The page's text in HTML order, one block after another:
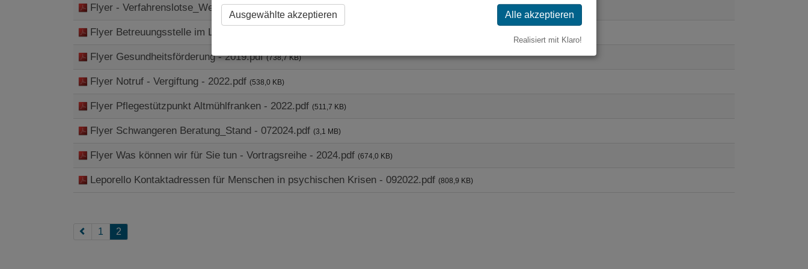
Flyer - Verfahrenslotse_Web.pdf
Flyer Betreuungsstelle im Landkreis Weißenburg-Gunzenhausen - 022020.pdf
Flyer Gesundheitsförderung - 2019.pdf(738,7 KB)
Flyer Notruf - Vergiftung - 2022.pdf (538,0 KB)
Flyer Pflegestützpunkt Altmühlfranken - 2022.pdf (511,7 KB)
Flyer Schwangeren Beratung_Stand - 072024.pdf (3,1 MB)
Flyer Was können wir für Sie tun - Vortragsreihe - 2024.pdf (674,0 KB)
Leporello Kontaktadressen für Menschen in psychischen Krisen - 092022.pdf (808,9 KB)
1 2
Ausgewählte akzeptieren Alle akzeptieren
Realisiert mit Klaro!